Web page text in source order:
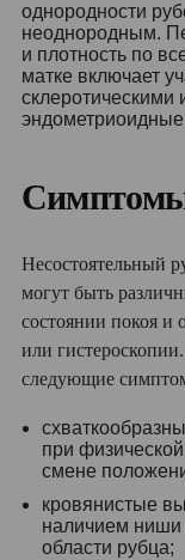
однородности
неоднородным.
и плотность по
матке включает
эндометриоидные
Несостоятельный
могут быть
состоянии покоя и
или
следующие
при
смене
кровянистые
наличием ниши
области рубца;